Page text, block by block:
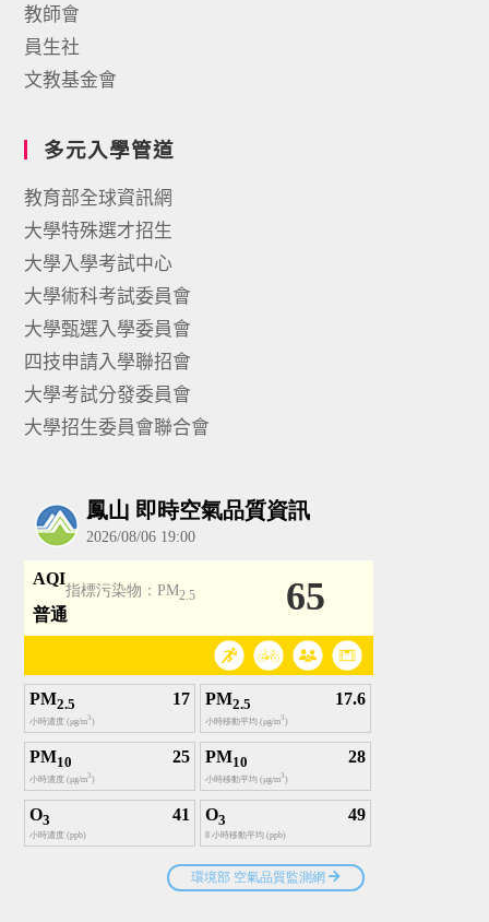
教師會
員生社
文教基金會
多元入學管道
教育部全球資訊網
大學特殊選才招生
大學入學考試中心
大學術科考試委員會
大學甄選入學委員會
四技申請入學聯招會
大學考試分發委員會
大學招生委員會聯合會